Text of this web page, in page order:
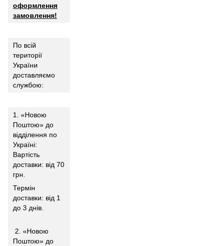
оформлення
замовлення!
По всій
території
України
доставляємо
службою:
1. «Новою
Поштою» до
відділення по
Україні:
Вартість
доставки: від 70
грн.
Термін
доставки: від 1
до 3 днів.
2. «Новою
Поштою» до